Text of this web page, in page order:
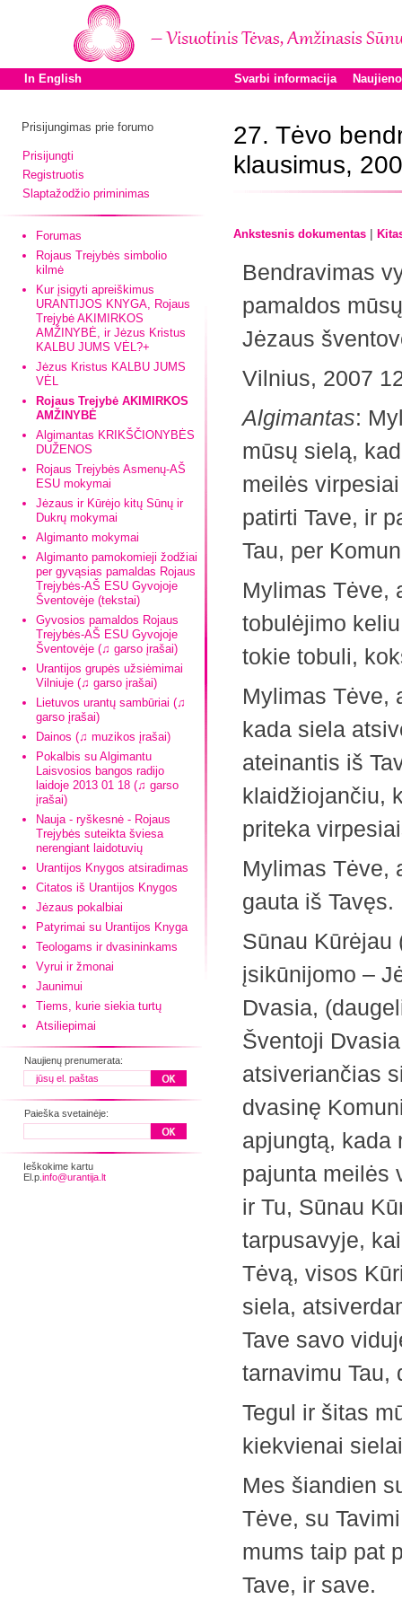
In English Svarbi informacija
Prisijungimas prie forumo
Prisijungti
Registruotis
Slaptažodžio priminimas
Forumas
Rojaus Trejybės simbolio
kilmė
Kur įsigyti apreiškimus
URANTIJOS KNYGA, Rojaus
Trejybė AKIMIRKOS
AMŽINYBĖ, ir Jėzus Kristus
KALBU JUMS VĖL?+
Jėzus Kristus KALBU JUMS
VĖL
Rojaus Trejybė AKIMIRKOS
AMŽINYBĖ
Algimantas KRIKŠČIONYBĖS
DUŽENOS
Rojaus Trejybės Asmenų-AŠ
ESU mokymai
Jėzaus ir Kūrėjo kitų Sūnų ir
Dukrų mokymai
Algimanto mokymai
Algimanto pamokomieji žodžiai
per gyvąsias pamaldas Rojaus
Trejybės-AŠ ESU Gyvojoje
Šventovėje (tekstai)
Gyvosios pamaldos Rojaus
Trejybės-AŠ ESU Gyvojoje
Šventovėje (♫ garso įrašai)
Urantijos grupės užsiėmimai
Vilniuje (♫ garso įrašai)
Lietuvos urantų sambūriai (♫
garso įrašai)
Dainos (♫ muzikos įrašai)
Pokalbis su Algimantu
Laisvosios bangos radijo
laidoje 2013 01 18 (♫ garso
įrašai)
Nauja - ryškesnė - Rojaus
Trejybės suteikta šviesa
nerengiant laidotuvių
Urantijos Knygos atsiradimas
Citatos iš Urantijos Knygos
Jėzaus pokalbiai
Patyrimai su Urantijos Knyga
Teologams ir dvasininkams
Vyrui ir žmonai
Jaunimui
Tiems, kurie siekia turtų
Atsiliepimai
Naujienų prenumerata:
Paieška svetainėje:
Ieškokime kartu
El.p. info@urantija.lt
27. Tėvo
klausimus,
Ankstesnis dokumentas |
Bendravimas
pamaldos
Jėzaus
Vilnius, 2007
Algimantas:
mūsų sielą,
meilės
patirti Tave, ir
Tau, per
Mylimas Tėve,
tobulėjimo
tokie tobuli,
Mylimas Tėve,
kada siela
ateinantis iš
klaidžiojančiu,
priteka
Mylimas Tėve,
gauta iš
Sūnau Kūrėjau
įsikūnijomo –
Dvasia,
Šventoji
atsiveriančias
dvasinę
apjungtą, kada
pajunta meilės
ir Tu, Sūnau
tarpusavyje,
Tėvą, visos
siela,
Tave savo
tarnavimu Tau,
Tegul ir šitas
kiekvienai
Mes šiandien
Tėve, su
mums taip pat
Tave, ir save.